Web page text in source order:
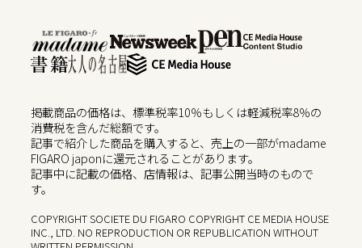
掲載商品の価格は、標準税率10％もしくは軽減税率8％の
消費税を含んだ総額です。
記事で紹介した商品を購入すると、売上の一部がmadame
FIGARO japonに還元されることがあります。
記事中に記載の価格、店情報は、記事公開当時のもので
す。
COPYRIGHT SOCIETE DU FIGARO COPYRIGHT CE MEDIA HOUSE
INC., LTD. NO REPRODUCTION OR REPUBLICATION WITHOUT